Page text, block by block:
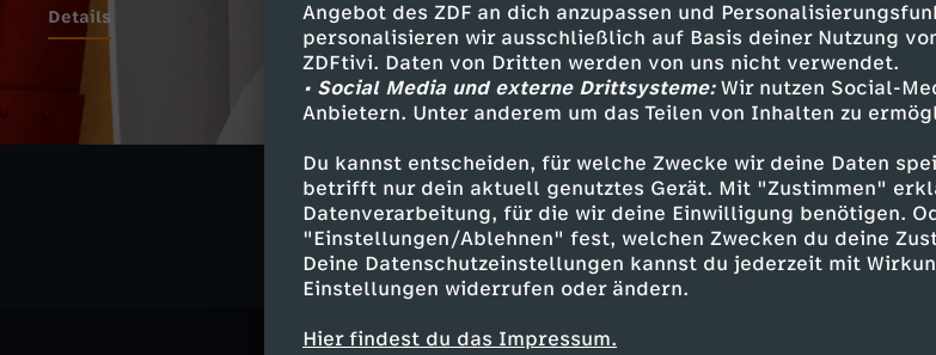
Angebot des ZDF an dich anzupassen und
personalisieren wir ausschließlich auf Basis deiner Nutzung
ZDFtivi. Daten von Dritten werden von uns nicht verwendet.
• Social Media und externe Drittsysteme:Wir nutzen Social-
Anbietern. Unter anderem um das Teilen von Inhalten zu
Du kannst entscheiden, für welche Zwecke wir deine Daten
betrifft nur dein aktuell genutztes Gerät. Mit "Zustimmen"
Datenverarbeitung, für die wir deine Einwilligung benötigen.
"Einstellungen/Ablehnen" fest, welchen Zwecken du deine
Deine Datenschutzeinstellungen kannst du jederzeit mit
Einstellungen widerrufen oder ändern.
Hier findest du das Impressum.
Details
Ritter Rost